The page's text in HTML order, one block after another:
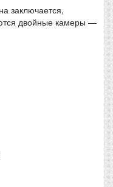
заключается,
двойные камеры —